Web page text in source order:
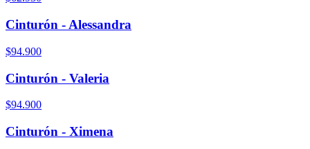
Cinturón - Alessandra
$94.900
Cinturón - Valeria
$94.900
Cinturón - Ximena